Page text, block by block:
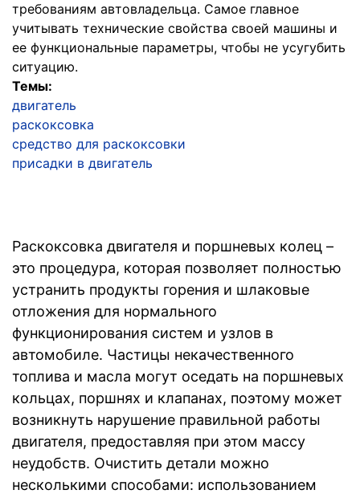
требованиям автовладельца. Самое главное
учитывать технические свойства своей машины и
ее функциональные параметры, чтобы не усугубить
ситуацию.
Темы:
двигатель
раскоксовка
средство для раскоксовки
присадки в двигатель
Раскоксовка двигателя и поршневых колец –
это процедура, которая позволяет полностью
устранить продукты горения и шлаковые
отложения для нормального
функционирования систем и узлов в
автомобиле. Частицы некачественного
топлива и масла могут оседать на поршневых
кольцах, поршнях и клапанах, поэтому может
возникнуть нарушение правильной работы
двигателя, предоставляя при этом массу
неудобств. Очистить детали можно
несколькими способами: использованием